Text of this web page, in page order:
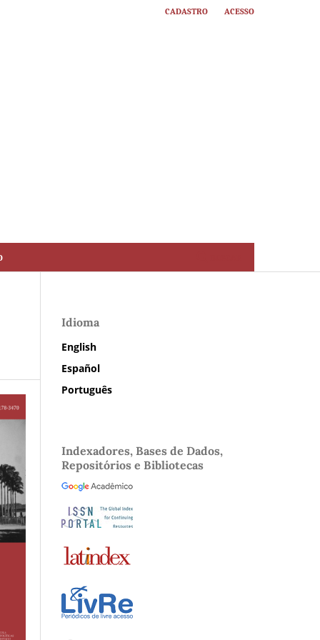
Cadastro Acesso
Idioma
English
Español
Português
Indexadores, Bases de Dados,
Repositórios e Bibliotecas